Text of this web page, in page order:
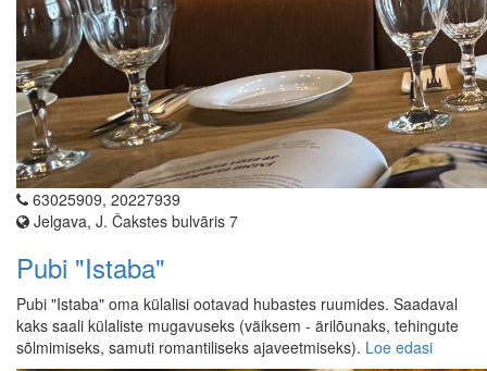
63025909, 20227939
Jelgava, J. Čakstes bulvāris 7
Pubi "Istaba"
Pubi "Istaba" oma külalisi ootavad hubastes ruumides. Saadaval
kaks saali külaliste mugavuseks (väiksem - ärilõunaks, tehingute
sõlmimiseks, samuti romantiliseks ajaveetmiseks). Loe edasi